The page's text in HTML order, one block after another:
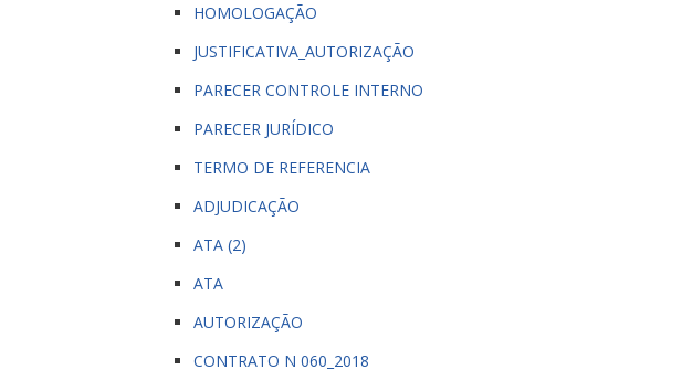
HOMOLOGAÇÃO
JUSTIFICATIVA_AUTORIZAÇÃO
PARECER CONTROLE INTERNO
PARECER JURÍDICO
TERMO DE REFERENCIA
ADJUDICAÇÃO
ATA (2)
ATA
AUTORIZAÇÃO
CONTRATO N 060_2018